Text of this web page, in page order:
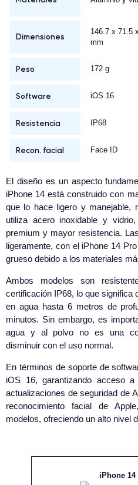
Dimensiones
146.7 x 71.5
mm
Peso 172 g
Software iOS 16
Resistencia IP68
Recon. facial Face ID
El diseño es un aspecto
iPhone 14 está construido con
que lo hace ligero y manejable,
utiliza acero inoxidable y
premium y mayor resistencia.
ligeramente, con el iPhone 14
grueso debido a los materiales
Ambos modelos son
certificación IP68, lo que significa
en agua hasta 6 metros de
minutos. Sin embargo, es
agua y al polvo no es una
disminuir con el uso normal.
En términos de soporte de
iOS 16, garantizando acceso
actualizaciones de seguridad de
reconocimiento facial de
modelos, ofreciendo un alto nivel
iPhone 14